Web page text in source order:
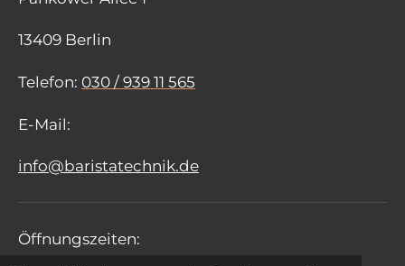
13409 Berlin
Telefon: 030 / 939 11 565
E-Mail:
info@baristatechnik.de
Öffnungszeiten: